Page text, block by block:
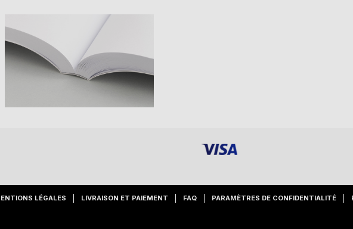
LÉGALES LIVRAISON ET PAIEMENT FAQ PARAMÈTRES DE CONFIDENTIALITÉ